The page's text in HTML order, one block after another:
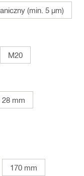
(min. 5 µm)
M20
28 mm
170 mm